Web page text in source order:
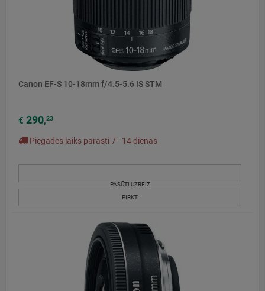
Canon EF-S 10-18mm f/4.5-5.6 IS STM
€ 290,23
Piegādes laiks parasti 7 - 14 dienas
PASŪTI UZREIZ
PIRKT